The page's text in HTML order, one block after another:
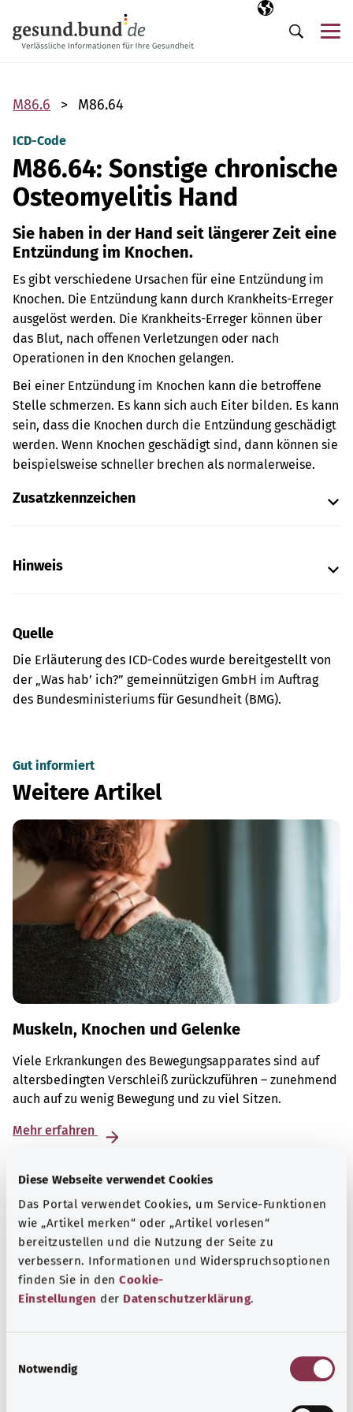
Diese Webseite verwendet Cookies
Das Portal verwendet Cookies, um Service-Funktionen
wie „Artikel merken“ oder „Artikel vorlesen“
bereitzustellen und die Nutzung der Seite zu
verbessern. Informationen und Widerspruchsoptionen
finden Sie in den Cookie-
Einstellungen der Datenschutzerklärung.
Notwendig
Ausgewählte
DE
Suche
M86.6 M86.64
ICD-Code
M86.64: Sonstige chronische
Osteomyelitis Hand
Sie haben in der Hand seit längerer Zeit eine
Entzündung im Knochen.
Es gibt verschiedene Ursachen für eine Entzündung im
Knochen. Die Entzündung kann durch Krankheits-Erreger
ausgelöst werden. Die Krankheits-Erreger können über
das Blut, nach offenen Verletzungen oder nach
Operationen in den Knochen gelangen.
Bei einer Entzündung im Knochen kann die betroffene
Stelle schmerzen. Es kann sich auch Eiter bilden. Es kann
sein, dass die Knochen durch die Entzündung geschädigt
werden. Wenn Knochen geschädigt sind, dann können sie
beispielsweise schneller brechen als normalerweise.
Zusatzkennzeichen
Hinweis
Quelle
Die Erläuterung des ICD-Codes wurde bereitgestellt von
der „Was hab’ ich?” gemeinnützigen GmbH im Auftrag
des Bundesministeriums für Gesundheit (BMG).
Gut informiert
Weitere Artikel
Muskeln, Knochen und Gelenke
Viele Erkrankungen des Bewegungsapparates sind auf
altersbedingten Verschleiß zurückzuführen – zunehmend
auch auf zu wenig Bewegung und zu viel Sitzen.
Mehr erfahren
Selbsthilfe